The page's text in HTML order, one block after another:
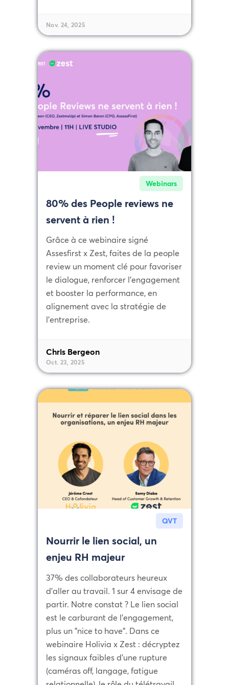
Nov. 24, 2025
Webinars
80% des People reviews ne
servent à rien !
Grâce à ce webinaire signé
Assesfirst x Zest, faites de la people
review un moment clé pour favoriser
le dialogue, renforcer l’engagement
et booster la performance, en
alignement avec la stratégie de
l’entreprise.
Chris Bergeon
Oct. 23, 2025
QVT
Nourrir le lien social, un
enjeu RH majeur
37% des collaborateurs heureux
d'aller au travail. 1 sur 4 envisage de
partir. Notre constat ? Le lien social
est le carburant de l'engagement,
plus un "nice to have". Dans ce
webinaire Holivia x Zest : décryptez
les signaux faibles d'une rupture
(caméras off, langage, fatigue